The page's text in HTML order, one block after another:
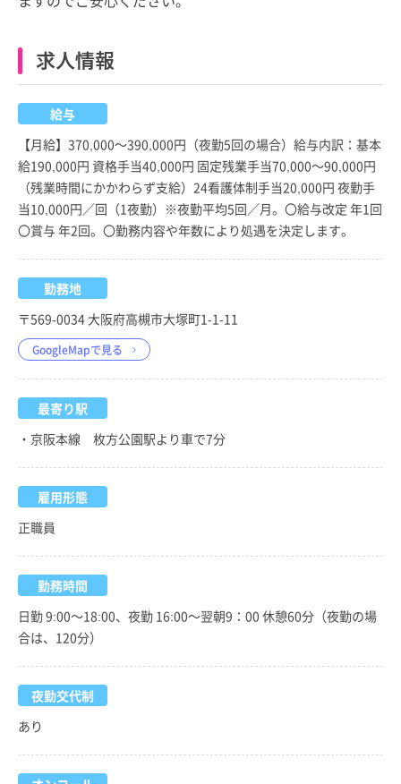
求人情報
給与
【月給】370,000～390,000円（夜勤5回の場合）給与内訳：基本
給190,000円 資格手当40,000円 固定残業手当70,000～90,000円
（残業時間にかかわらず支給）24看護体制手当20,000円 夜勤手
当10,000円／回（1夜勤）※夜勤平均5回／月。〇給与改定 年1回
〇賞与 年2回。〇勤務内容や年数により処遇を決定します。
勤務地
〒569-0034 大阪府高槻市大塚町1-1-11
GoogleMapで見る
最寄り駅
・京阪本線 枚方公園駅より車で7分
雇用形態
正職員
勤務時間
日勤 9:00～18:00、夜勤 16:00～翌朝9：00 休憩60分（夜勤の場
合は、120分）
夜勤交代制
あり